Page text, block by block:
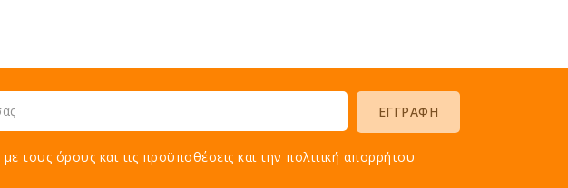
τους όρους και τις προϋποθέσεις και την πολιτική απορρήτου